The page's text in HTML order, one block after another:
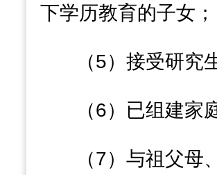
下学历教育的子女；
（5） 接受研究
（6） 已组建家
（7） 与祖父母